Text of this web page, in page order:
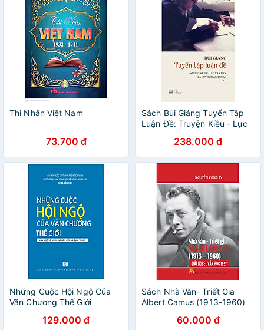
Thi Nhân Việt Nam
73.700 đ
Sách Bùi Giáng Tuyển Tập
Luận Đề: Truyện Kiều - Lục
238.000 đ
Những Cuộc Hội Ngộ Của
Văn Chương Thế Giới
129.000 đ
Sách Nhà Văn- Triết Gia
Albert Camus (1913-1960)
60.000 đ